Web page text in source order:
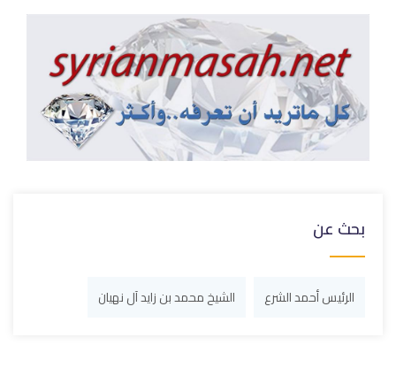
بحث عن
الرئيس أحمد الشرع الشيخ محمد بن زايد آل نهيان